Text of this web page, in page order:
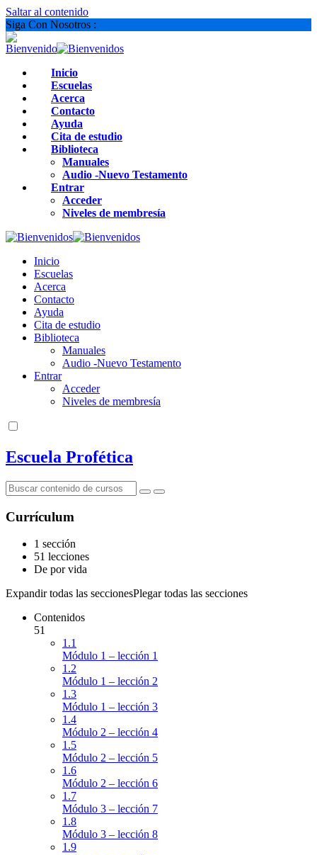
Saltar al contenido
Siga Con Nosotros :
Inicio
Escuelas
Acerca
Contacto
Ayuda
Cita de estudio
Biblioteca
Manuales
Audio -Nuevo Testamento
Entrar
Acceder
Niveles de membresía
Inicio
Escuelas
Acerca
Contacto
Ayuda
Cita de estudio
Biblioteca
Manuales
Audio -Nuevo Testamento
Entrar
Acceder
Niveles de membresía
Escuela Profética
Currículum
1 sección
51 lecciones
De por vida
Expandir todas las seccionesPlegar todas las secciones
Contenidos
51
1.1
Módulo 1 – lección 1
1.2
Módulo 1 – lección 2
1.3
Módulo 1 – lección 3
1.4
Módulo 2 – lección 4
1.5
Módulo 2 – lección 5
1.6
Módulo 2 – lección 6
1.7
Módulo 3 – lección 7
1.8
Módulo 3 – lección 8
1.9